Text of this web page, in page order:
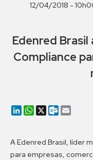
12/04/2018 -
Edenred
Compliance
LinkedIn
WhatsApp
X
A Edenred Brasil, líder
para empresas,